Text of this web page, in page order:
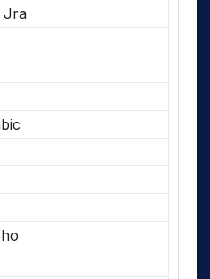
Jra